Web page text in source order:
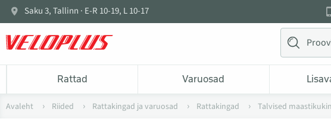
Saku 3, Tallinn · E-R 10-19, L 10-17
Rattad Varuosad
Avaleht Riided Rattakingad ja varuosad Rattakingad Talvised